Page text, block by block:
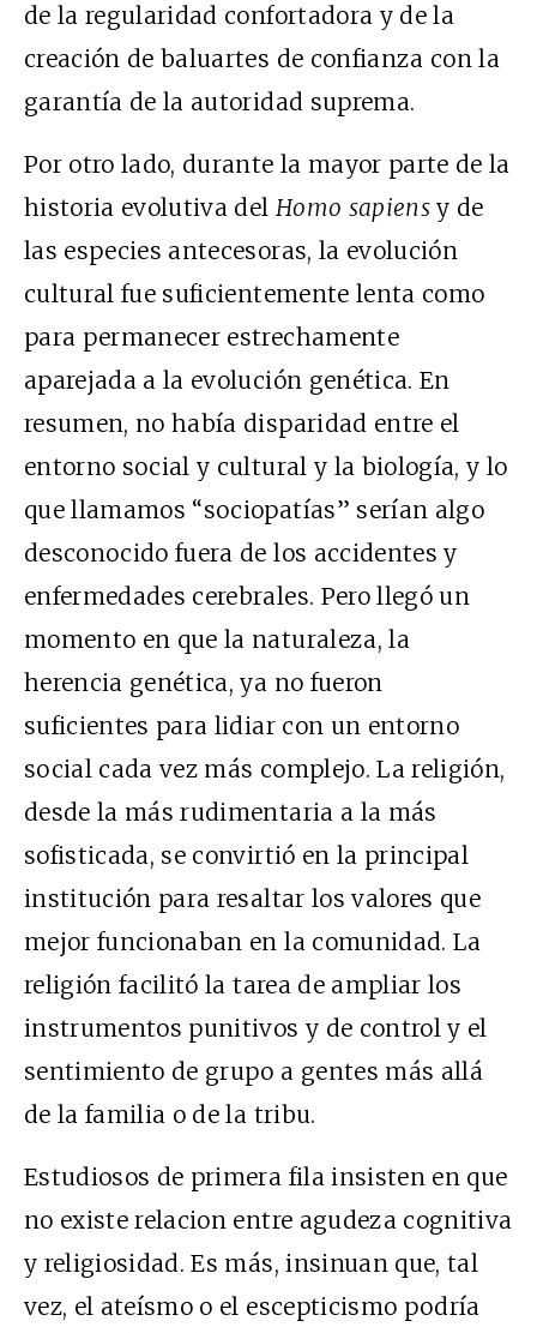
de la regularidad confortadora y de la
creación de baluartes de confianza con la
garantía de la autoridad suprema.
Por otro lado, durante la mayor parte de la
historia evolutiva del Homo sapiensy de
las especies antecesoras, la evolución
cultural fue suficientemente lenta como
para permanecer estrechamente
aparejada a la evolución genética. En
resumen, no había disparidad entre el
entorno social y cultural y la biología, y lo
que llamamos “sociopatías” serían algo
desconocido fuera de los accidentes y
enfermedades cerebrales. Pero llegó un
momento en que la naturaleza, la
herencia genética, ya no fueron
suficientes para lidiar con un entorno
social cada vez más complejo. La religión,
desde la más rudimentaria a la más
sofisticada, se convirtió en la principal
institución para resaltar los valores que
mejor funcionaban en la comunidad. La
religión facilitó la tarea de ampliar los
instrumentos punitivos y de control y el
sentimiento de grupo a gentes más allá
de la familia o de la tribu.
Estudiosos de primera fila insisten en que
no existe relacion entre agudeza cognitiva
y religiosidad. Es más, insinuan que, tal
vez, el ateísmo o el escepticismo podría